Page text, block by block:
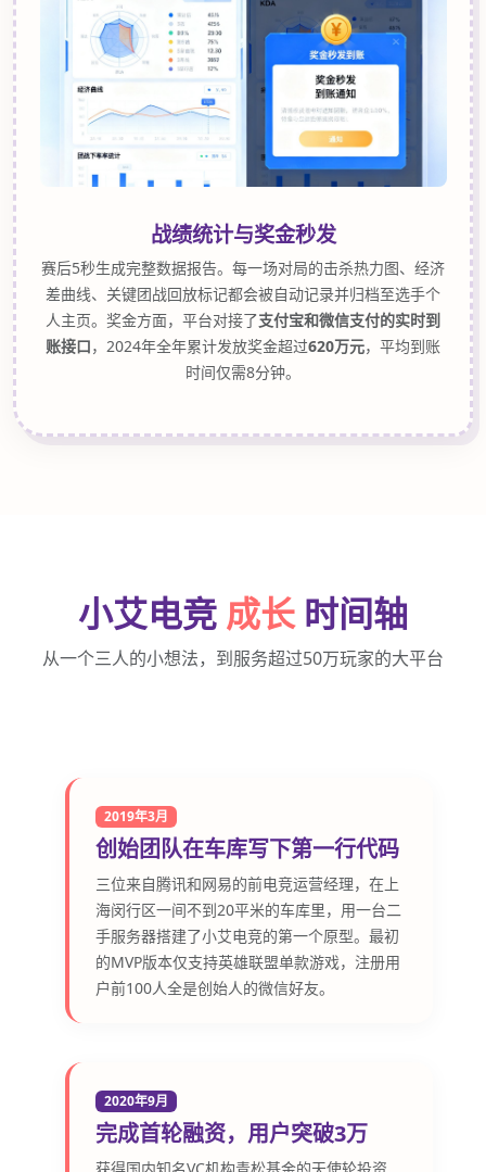
战绩统计与奖金秒发
赛后5秒生成完整数据报告。每一场对局的击杀热力图、经济
差曲线、关键团战回放标记都会被自动记录并归档至选手个
人主页。奖金方面，平台对接了支付宝和微信支付的实时到
账接口，2024年全年累计发放奖金超过620万元，平均到账
时间仅需8分钟。
小艾电竞 成长时间轴
从一个三人的小想法，到服务超过50万玩家的大平台
2019年3月
创始团队在车库写下第一行代码
三位来自腾讯和网易的前电竞运营经理，在上
海闵行区一间不到20平米的车库里，用一台二
手服务器搭建了小艾电竞的第一个原型。最初
的MVP版本仅支持英雄联盟单款游戏，注册用
户前100人全是创始人的微信好友。
2020年9月
完成首轮融资，用户突破3万